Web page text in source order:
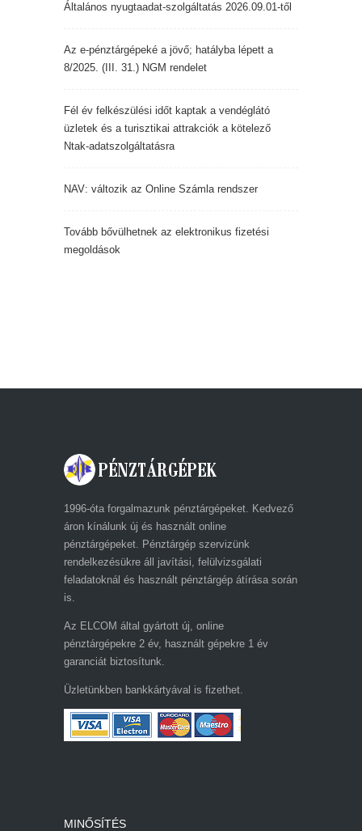
Általános nyugtaadat-szolgáltatás 2026.09.01-től
Az e-pénztárgépeké a jövő; hatályba lépett a
8/2025. (III. 31.) NGM rendelet
Fél év felkészülési időt kaptak a vendéglátó
üzletek és a turisztikai attrakciók a kötelező
Ntak-adatszolgáltatásra
NAV: változik az Online Számla rendszer
Tovább bővülhetnek az elektronikus fizetési
megoldások
1996-óta forgalmazunk pénztárgépeket. Kedvező
áron kínálunk új és használt online
pénztárgépeket. Pénztárgép szervizünk
rendelkezésükre áll javítási, felülvizsgálati
feladatoknál és használt pénztárgép átírása során
is.
Az ELCOM által gyártott új, online
pénztárgépekre 2 év, használt gépekre 1 év
garanciát biztosítunk.
Üzletünkben bankkártyával is fizethet.
MINŐSÍTÉS